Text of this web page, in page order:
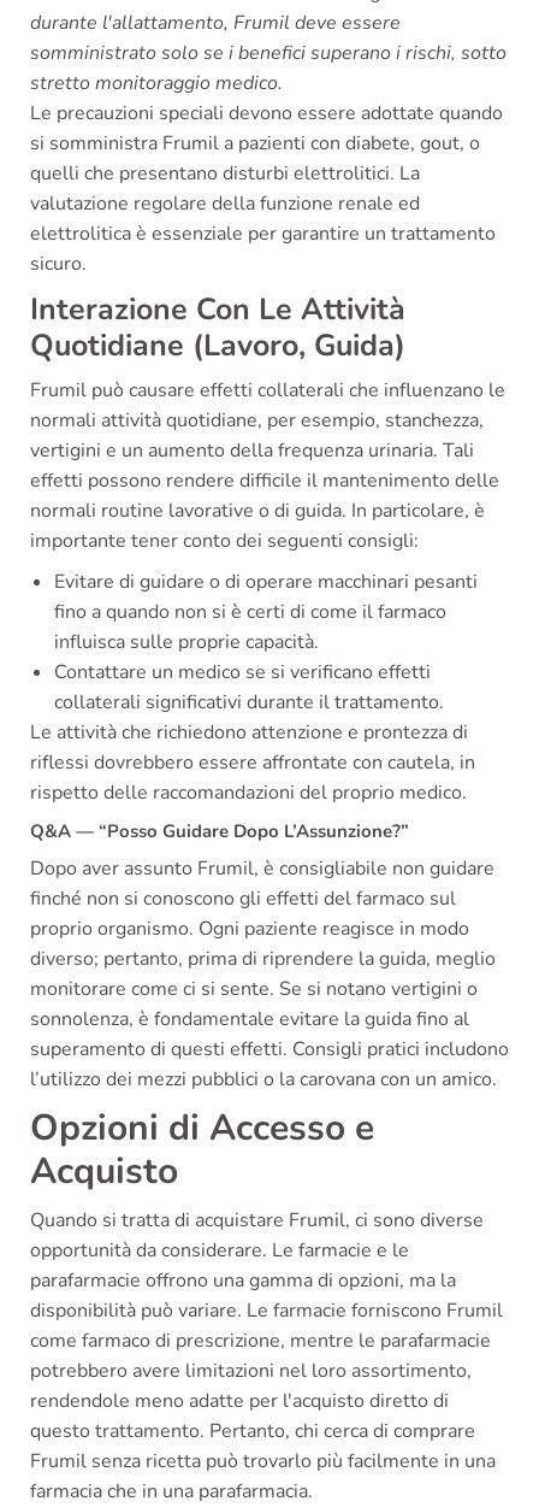
durante l'allattamento, Frumil deve essere
somministrato solo se i benefici superano i rischi, sotto
stretto monitoraggio medico.
Le precauzioni speciali devono essere adottate quando
si somministra Frumil a pazienti con diabete, gout, o
quelli che presentano disturbi elettrolitici. La
valutazione regolare della funzione renale ed
elettrolitica è essenziale per garantire un trattamento
sicuro.
Interazione Con Le Attività
Quotidiane (Lavoro, Guida)
Frumil può causare effetti collaterali che influenzano le
normali attività quotidiane, per esempio, stanchezza,
vertigini e un aumento della frequenza urinaria. Tali
effetti possono rendere difficile il mantenimento delle
normali routine lavorative o di guida. In particolare, è
importante tener conto dei seguenti consigli:
Evitare di guidare o di operare macchinari pesanti
fino a quando non si è certi di come il farmaco
influisca sulle proprie capacità.
Contattare un medico se si verificano effetti
collaterali significativi durante il trattamento.
Le attività che richiedono attenzione e prontezza di
riflessi dovrebbero essere affrontate con cautela, in
rispetto delle raccomandazioni del proprio medico.
Q&A — “Posso Guidare Dopo L’Assunzione?”
Dopo aver assunto Frumil, è consigliabile non guidare
finché non si conoscono gli effetti del farmaco sul
proprio organismo. Ogni paziente reagisce in modo
diverso; pertanto, prima di riprendere la guida, meglio
monitorare come ci si sente. Se si notano vertigini o
sonnolenza, è fondamentale evitare la guida fino al
superamento di questi effetti. Consigli pratici includono
l’utilizzo dei mezzi pubblici o la carovana con un amico.
Opzioni di Accesso e
Acquisto
Quando si tratta di acquistare Frumil, ci sono diverse
opportunità da considerare. Le farmacie e le
parafarmacie offrono una gamma di opzioni, ma la
disponibilità può variare. Le farmacie forniscono Frumil
come farmaco di prescrizione, mentre le parafarmacie
potrebbero avere limitazioni nel loro assortimento,
rendendole meno adatte per l'acquisto diretto di
questo trattamento. Pertanto, chi cerca di comprare
Frumil senza ricetta può trovarlo più facilmente in una
farmacia che in una parafarmacia.